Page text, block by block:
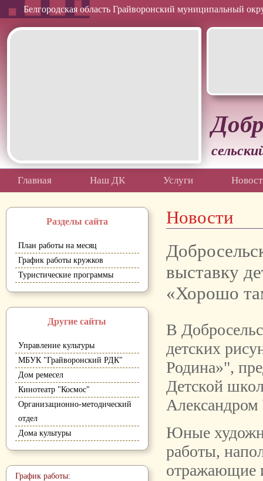
Белгородская область Грайворонский муниципальный
Главная Наш ДК Услуги
Разделы сайта
План работы на месяц
График работы кружков
Туристические программы
Другие сайты
Управление культуры
МБУК "Грайворонский РДК"
Дом ремесел
Кинотеатр "Космос"
Организационно-методический
отдел
Дома культуры
График работы:
Новости
выставку
«Хорошо
В
детских
Родина»",
Детской
Юные
работы,
отражающие